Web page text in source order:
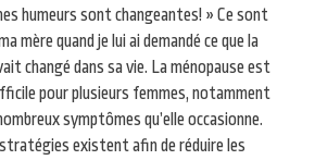
humeurs sont changeantes! » Ce sont
mère quand je lui ai demandé ce que la
changé dans sa vie. La ménopause est
pour plusieurs femmes, notamment
symptômes qu’elle occasionne.
existent afin de réduire les